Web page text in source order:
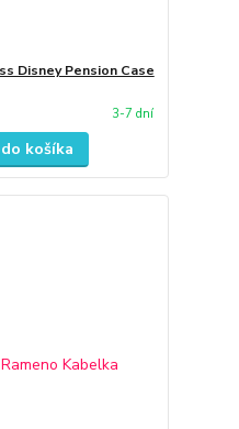
Disney Pension Case
3-7 dní
košíka